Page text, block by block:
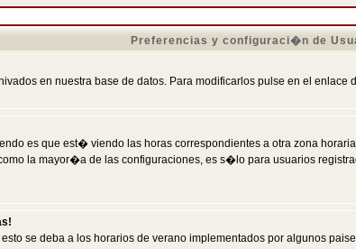
Preferencias y configuraci�n de
en nuestra base de datos. Para modificarlos pulse en el enlace
es que est� viendo las horas correspondientes a otra zona
la mayor�a de las configuraciones, es s�lo para usuarios
se deba a los horarios de verano implementados por algunos